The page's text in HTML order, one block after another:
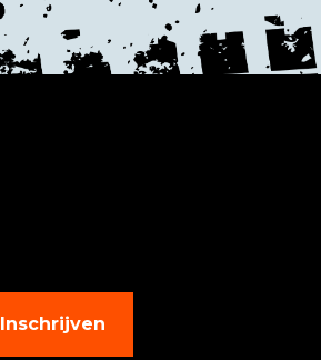
Inschrijven